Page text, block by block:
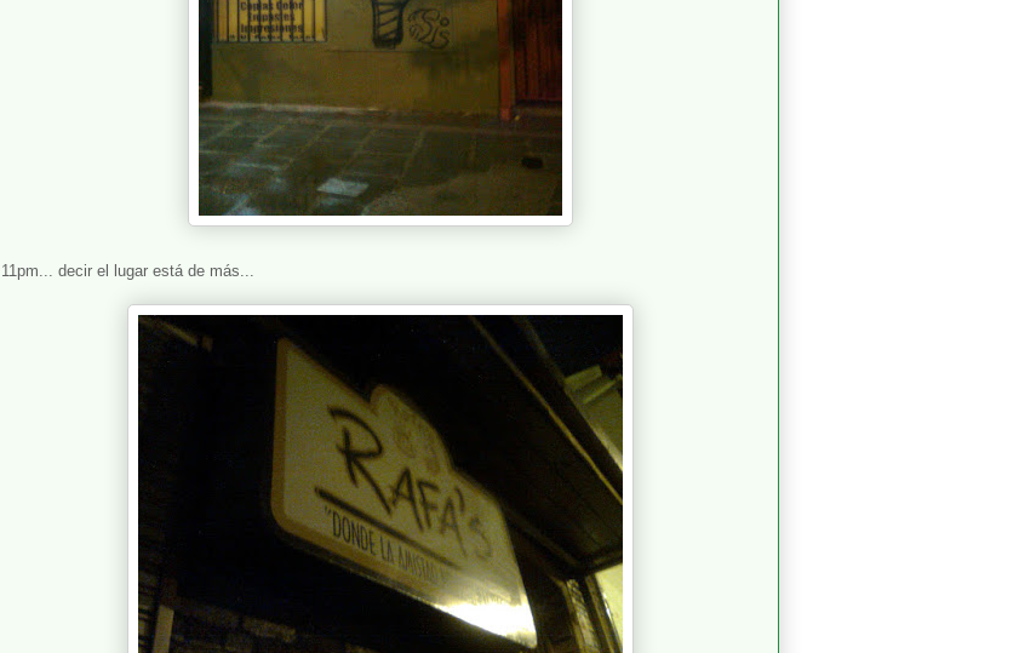
11pm... decir el lugar está de más...